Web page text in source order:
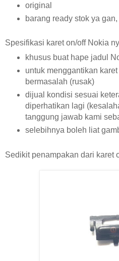
original
barang ready stok ya
Spesifikasi karet on/off Nokia
khusus buat hape jadul
untuk menggantikan
bermasalah (rusak)
dijual kondisi sesuai
diperhatikan lagi
tanggung jawab kami
selebihnya boleh liat
Sedikit penampakan dari karet